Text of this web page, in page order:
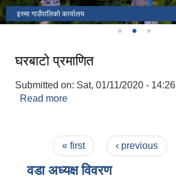
नवनिर्मित ऐतिहासिक इस्मा कोट
इस्मा गाउँपालिको कार्यालय
चापटारी फाट
घरबाटाे प्रमाणित
Submitted on: Sat, 01/11/2020 - 14:26
Read more
Pages« first ‹ previous
वडा अध्यक्ष विवरण